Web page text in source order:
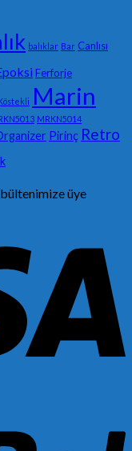
balıklar Bar Canlısı
Ferforje
Marin
MRKN5014
Pirinç Retro
üye